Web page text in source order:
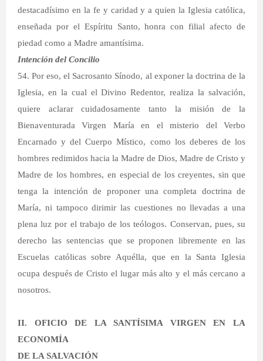
destacadísimo en la fe y caridad y a quien la Iglesia católica,
enseñada por el Espíritu Santo, honra con filial afecto de
piedad como a Madre amantísima.
Intención del Concilio
54. Por eso, el Sacrosanto Sínodo, al exponer la doctrina de la
Iglesia, en la cual el Divino Redentor, realiza la salvación,
quiere aclarar cuidadosamente tanto la misión de la
Bienaventurada Virgen María en el misterio del Verbo
Encarnado y del Cuerpo Místico, como los deberes de los
hombres redimidos hacia la Madre de Dios, Madre de Cristo y
Madre de los hombres, en especial de los creyentes, sin que
tenga la intención de proponer una completa doctrina de
María, ni tampoco dirimir las cuestiones no llevadas a una
plena luz por el trabajo de los teólogos. Conservan, pues, su
derecho las sentencias que se proponen libremente en las
Escuelas católicas sobre Aquélla, que en la Santa Iglesia
ocupa después de Cristo el lugar más alto y el más cercano a
nosotros.
II. OFICIO DE LA SANTÍSIMA VIRGEN EN LA
ECONOMÍA
DE LA SALVACIÓN